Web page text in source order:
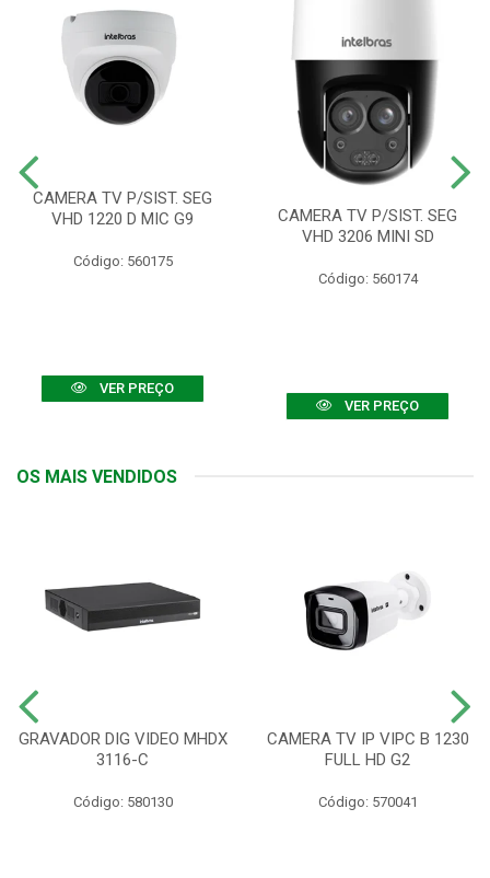
CAMERA TV P/SIST. SEG
VHD 1220 D MIC G9
Código: 560175
VER PREÇO
CAMERA TV P/SIST. SEG
VHD 3206 MINI SD
Código: 560174
VER PREÇO
OS MAIS VENDIDOS
GRAVADOR DIG VIDEO MHDX
3116-C
Código: 580130
CAMERA TV IP VIPC B 1230
FULL HD G2
Código: 570041